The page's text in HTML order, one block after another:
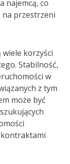
najemcą, co
przestrzeni
korzyści
Stabilność,
w
z tym
może być